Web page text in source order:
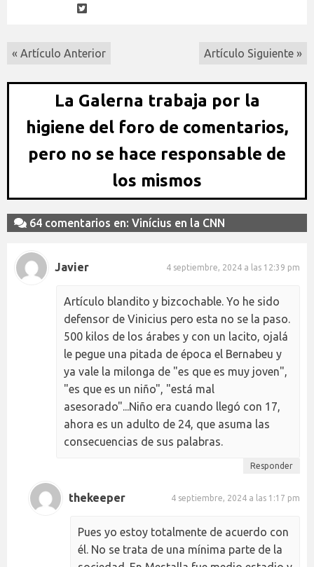
« Artículo Anterior Artículo Siguiente »
La Galerna trabaja por la
higiene del foro de comentarios,
pero no se hace responsable de
los mismos
64 comentarios en: Vinícius en la CNN
Javier 4 septiembre, 2024 a las 12:39 pm
Artículo blandito y bizcochable. Yo he sido
defensor de Vinicius pero esta no se la paso.
500 kilos de los árabes y con un lacito, ojalá
le pegue una pitada de época el Bernabeu y
ya vale la milonga de "es que es muy joven",
"es que es un niño", "está mal
asesorado"...Niño era cuando llegó con 17,
ahora es un adulto de 24, que asuma las
consecuencias de sus palabras.
Responder
thekeeper 4 septiembre, 2024 a las 1:17 pm
Pues yo estoy totalmente de acuerdo con
él. No se trata de una mínima parte de la